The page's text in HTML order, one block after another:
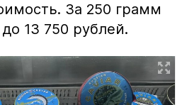
За 250 грамм
13 750 рублей.